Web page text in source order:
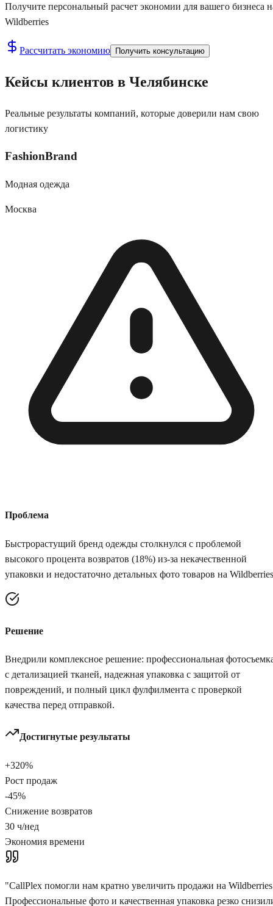
Получите персональный расчет экономии для вашего бизнеса
Wildberries
Рассчитать экономию Получить консультацию
Кейсы клиентов в Челябинске
Реальные результаты компаний, которые доверили нам свою
логистику
FashionBrand
Модная одежда
Москва
Проблема
Быстрорастущий бренд одежды столкнулся с проблемой
высокого процента возвратов (18%) из-за некачественной
упаковки и недостаточно детальных фото товаров на
Решение
Внедрили комплексное решение: профессиональная
с детализацией тканей, надежная упаковка с защитой от
повреждений, и полный цикл фулфилмента с проверкой
качества перед отправкой.
Достигнутые результаты
+320%
Рост продаж
-45%
Снижение возвратов
30 ч/нед
Экономия времени
"CallPlex помогли нам кратно увеличить продажи на
Профессиональные фото и качественная упаковка резко